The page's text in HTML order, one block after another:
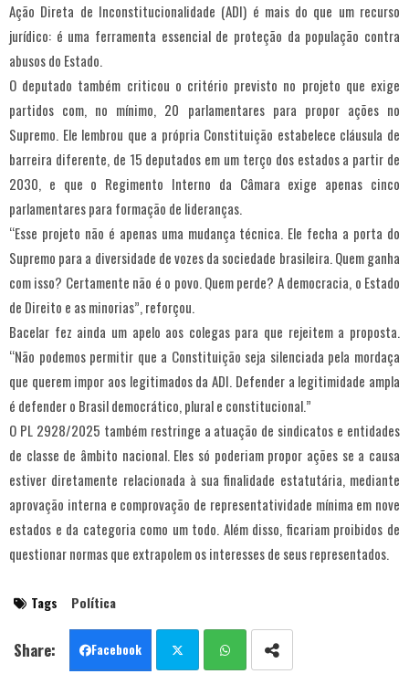
Ação Direta de Inconstitucionalidade (ADI) é mais do que um recurso
jurídico: é uma ferramenta essencial de proteção da população contra
abusos do Estado.
O deputado também criticou o critério previsto no projeto que exige
partidos com, no mínimo, 20 parlamentares para propor ações no
Supremo. Ele lembrou que a própria Constituição estabelece cláusula de
barreira diferente, de 15 deputados em um terço dos estados a partir de
2030, e que o Regimento Interno da Câmara exige apenas cinco
parlamentares para formação de lideranças.
“Esse projeto não é apenas uma mudança técnica. Ele fecha a porta do
Supremo para a diversidade de vozes da sociedade brasileira. Quem ganha
com isso? Certamente não é o povo. Quem perde? A democracia, o Estado
de Direito e as minorias”, reforçou.
Bacelar fez ainda um apelo aos colegas para que rejeitem a proposta.
“Não podemos permitir que a Constituição seja silenciada pela mordaça
que querem impor aos legitimados da ADI. Defender a legitimidade ampla
é defender o Brasil democrático, plural e constitucional.”
O PL 2928/2025 também restringe a atuação de sindicatos e entidades
de classe de âmbito nacional. Eles só poderiam propor ações se a causa
estiver diretamente relacionada à sua finalidade estatutária, mediante
aprovação interna e comprovação de representatividade mínima em nove
estados e da categoria como um todo. Além disso, ficariam proibidos de
questionar normas que extrapolem os interesses de seus representados.
Tags Política
Facebook